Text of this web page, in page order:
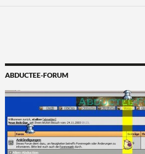
ABDUCTEE-FORUM